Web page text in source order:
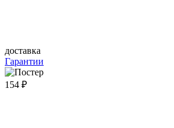
доставка
Гарантии
154 ₽